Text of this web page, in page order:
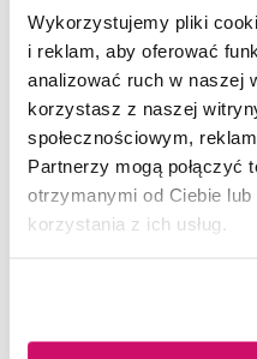
Wykorzystujemy pliki
i reklam, aby oferować
analizować ruch w naszej
korzystasz z naszej
społecznościowym,
Partnerzy mogą połączyć
otrzymanymi od Ciebie
korzystania z ich usług.
Wydarzenia -
Konferencja
challenges
places of